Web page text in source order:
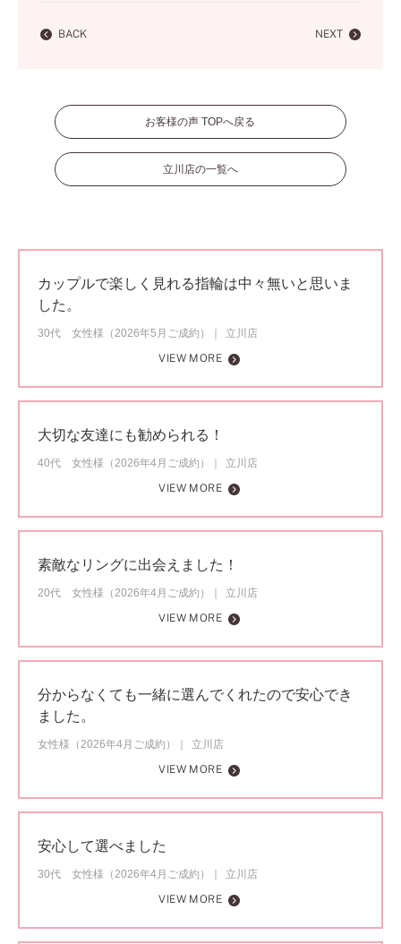
BACK NEXT
お客様の声 TOPへ戻る
立川店の一覧へ
カップルで楽しく見れる指輪は中々無いと思いま
した。
30代 女性様（2026年5月ご成約）
立川店
VIEW MORE
大切な友達にも勧められる！
40代 女性様（2026年4月ご成約）
立川店
VIEW MORE
素敵なリングに出会えました！
20代 女性様（2026年4月ご成約）
立川店
VIEW MORE
分からなくても一緒に選んでくれたので安心でき
ました。
女性様（2026年4月ご成約）
立川店
VIEW MORE
安心して選べました
30代 女性様（2026年4月ご成約）
立川店
VIEW MORE